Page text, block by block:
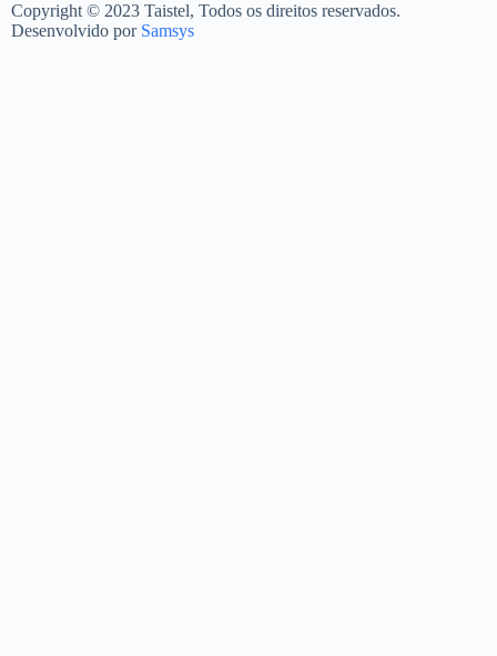
Copyright © 2023 Taistel, Todos os direitos reservados.
Desenvolvido por Samsys